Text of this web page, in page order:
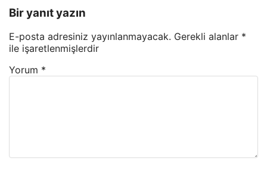
Bir yanıt yazın
E-posta adresiniz yayınlanmayacak. Gerekli alanlar *
ile işaretlenmişlerdir
Yorum *